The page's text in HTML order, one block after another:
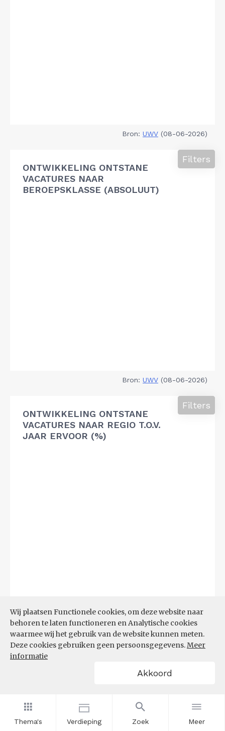
Thema's Verdieping Zoek Meer
Wij plaatsen Functionele cookies, om deze website naar
behoren te laten functioneren en Analytische cookies
waarmee wij het gebruik van de website kunnen meten.
Deze cookies gebruiken geen persoonsgegevens.Meer
informatie
Akkoord
Bron: UWV (08-06-2026)
ONTWIKKELING ONTSTANE
VACATURES NAAR
BEROEPSKLASSE (ABSOLUUT)
Filters
Bron: UWV (08-06-2026)
ONTWIKKELING ONTSTANE
VACATURES NAAR REGIO T.O.V.
JAAR ERVOOR (%)
Filters
Bron:
Filters